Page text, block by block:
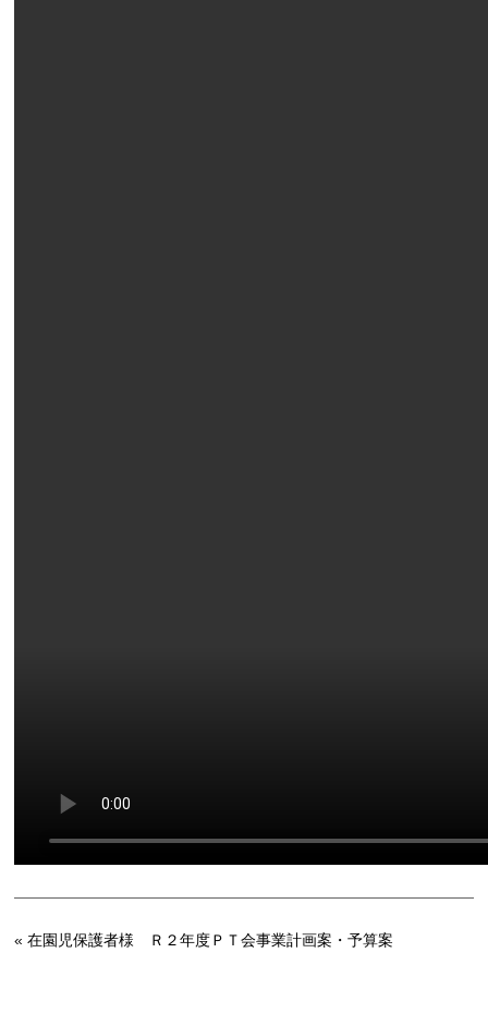
«在園児保護者様 Ｒ２年度ＰＴ会事業計画案・予算案